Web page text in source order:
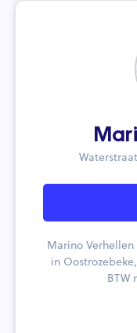
Marino
in
BTW